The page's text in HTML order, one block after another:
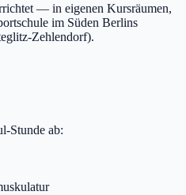
— in eigenen Kursräumen,
im Süden Berlins
Zehlendorf).
Stunde ab: